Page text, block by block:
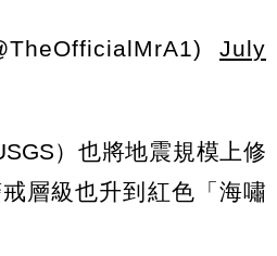
July
）也將地震規模上修
層級也升到紅色「海嘯